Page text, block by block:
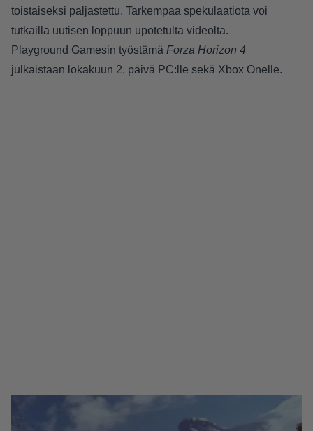
toistaiseksi paljastettu. Tarkempaa spekulaatiota voi
tutkailla uutisen loppuun upotetulta videolta.
Playground Gamesin työstämä Forza Horizon 4
julkaistaan lokakuun 2. päivä PC:lle sekä Xbox Onelle.